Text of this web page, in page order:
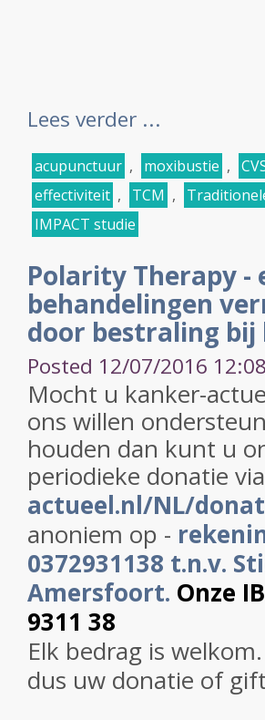
Lees verder ...
acupunctuur , moxibustie ,
effectiviteit , TCM ,
IMPACT studie
Polarity Therapy -
behandelingen
door bestraling
Posted 12/07/2016
Mocht u kanker-
ons willen
houden dan kunt u
periodieke donatie
actueel.nl/NL/
anoniem op -
0372931138 t.n.v.
Amersfoort. Onze
9311 38
Elk bedrag is
dus uw donatie of